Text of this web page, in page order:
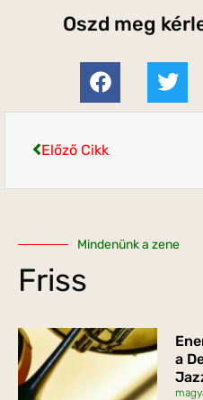
Oszd meg
Előző Cikk
Mindenünk a zene
Friss
a